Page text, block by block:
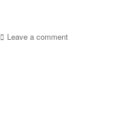
Leave a comment